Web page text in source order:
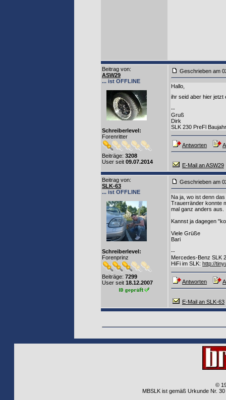
Beitrag von:
ASW29
... ist OFFLINE
Schreiberlevel:
Forenritter
Beiträge: 3208
User seit 09.07.2014
Geschrieben am
Hallo,
ihr seid aber hier jetzt
--
Gruß
Dirk
SLK 230 PreFl
Antworten
E-Mail an ASW29
Beitrag von:
SLK-63
... ist OFFLINE
Schreiberlevel:
Forenprinz
Beiträge: 7299
User seit 18.12.2007
Geschrieben am
Na ja, wo ist denn
Trauerränder konnte
mal ganz anders aus.
Kannst ja dagegen
Viele Grüße
Bari
--
Mercedes-Benz SLK
HiFi im SLK: http://
Antworten
E-Mail an SLK-63
©
MBSLK ist gemäß Urkunde Nr.